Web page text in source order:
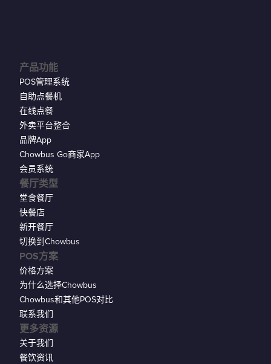
产品功能
POS管理系统
自助点餐机
在线点餐
外卖平台整合
品牌App
Chowbus Go商家App
会员系统
餐厅类型
堂食餐厅
快餐店
新开餐厅
切换到Chowbus
POS方案
价格方案
为什么选择Chowbus
Chowbus和其他POS对比
联系我们
更多资源
关于我们
餐饮资讯